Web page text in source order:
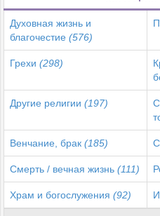
Духовная жизнь и
благочестие (576)
Грехи (298)
Другие религии (197)
Венчание, брак (185)
Смерть / вечная жизнь (111)
Храм и богослужения (92)